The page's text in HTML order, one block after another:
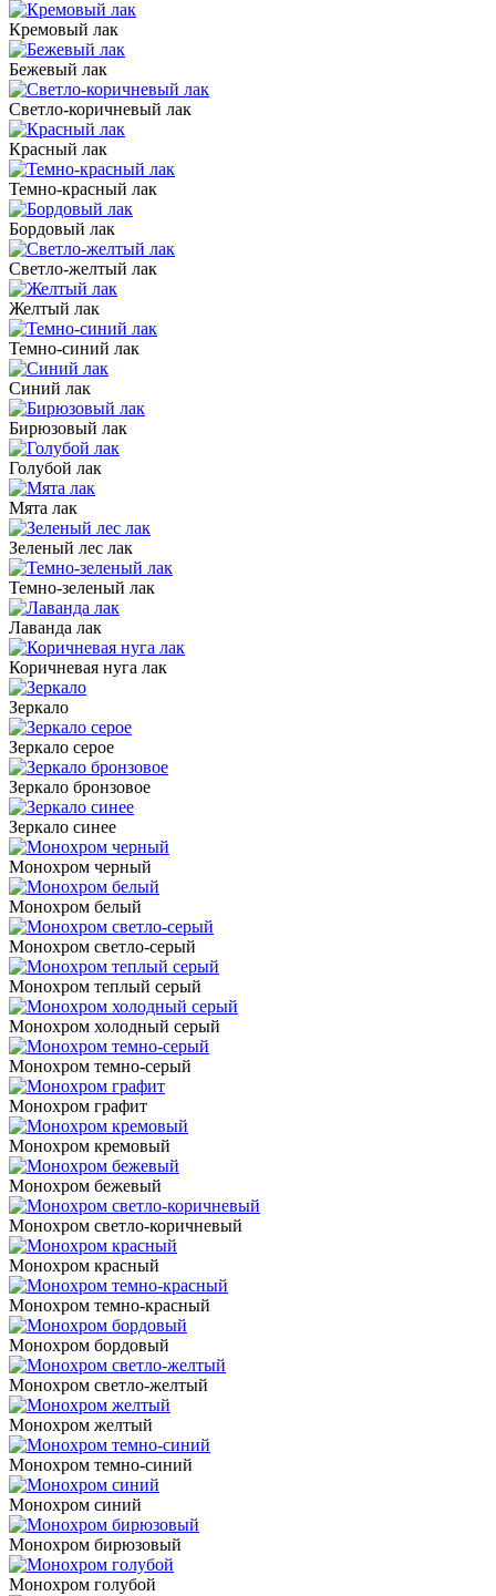
Кремовый лак
Бежевый лак
Светло-коричневый лак
Красный лак
Темно-красный лак
Бордовый лак
Светло-желтый лак
Желтый лак
Темно-синий лак
Синий лак
Бирюзовый лак
Голубой лак
Мята лак
Зеленый лес лак
Темно-зеленый лак
Лаванда лак
Коричневая нуга лак
Зеркало
Зеркало серое
Зеркало бронзовое
Зеркало синее
Монохром черный
Монохром белый
Монохром светло-серый
Монохром теплый серый
Монохром холодный серый
Монохром темно-серый
Монохром графит
Монохром кремовый
Монохром бежевый
Монохром светло-коричневый
Монохром красный
Монохром темно-красный
Монохром бордовый
Монохром светло-желтый
Монохром желтый
Монохром темно-синий
Монохром синий
Монохром бирюзовый
Монохром голубой